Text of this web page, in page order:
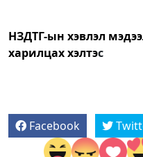
НЗДТГ-ын хэвлэл
харилцах хэлтэс
Facebook